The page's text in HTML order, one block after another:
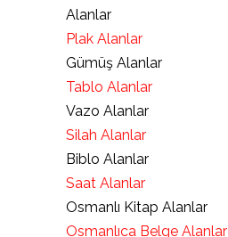
Alanlar
Plak Alanlar
Gümüş Alanlar
Tablo Alanlar
Vazo Alanlar
Silah Alanlar
Biblo Alanlar
Saat Alanlar
Osmanlı Kitap Alanlar
Osmanlıca Belge Alanlar